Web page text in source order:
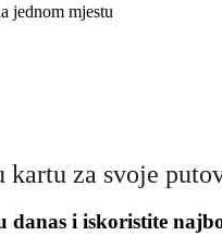
jednom mjestu
za svoje
danas i iskoristite